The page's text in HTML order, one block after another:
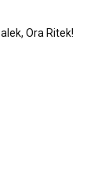
Ora Ritek!